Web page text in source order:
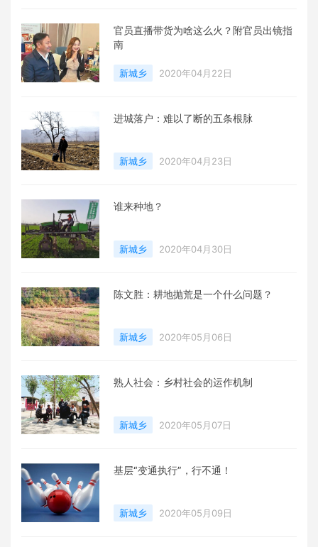
官员直播带货为啥这么火？附官员出镜指
南
新城乡 2020年04月22日
进城落户：难以了断的五条根脉
新城乡 2020年04月23日
谁来种地？
新城乡 2020年04月30日
陈文胜：耕地抛荒是一个什么问题？
新城乡 2020年05月06日
熟人社会：乡村社会的运作机制
新城乡 2020年05月07日
基层“变通执行”，行不通！
新城乡 2020年05月09日